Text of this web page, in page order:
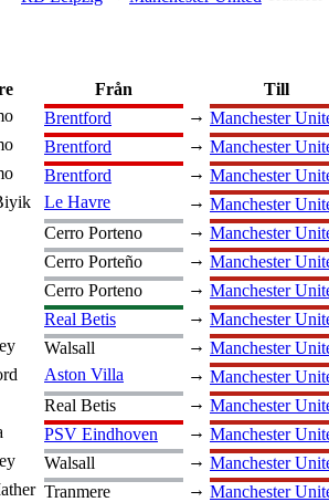
Från Till
Brentford → Manchester
Brentford → Manchester
Brentford → Manchester
Le Havre → Manchester
Cerro Porteno → Manchester
Cerro Porteño → Manchester
Cerro Porteno → Manchester
Real Betis → Manchester
Walsall → Manchester
Aston Villa → Manchester
Real Betis → Manchester
PSV Eindhoven → Manchester
Walsall → Manchester
Tranmere → Manchester